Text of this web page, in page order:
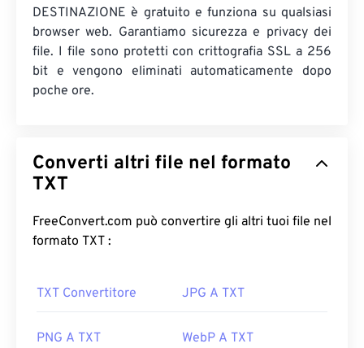
DESTINAZIONE è gratuito e funziona su qualsiasi
browser web. Garantiamo sicurezza e privacy dei
file. I file sono protetti con crittografia SSL a 256
bit e vengono eliminati automaticamente dopo
poche ore.
Converti altri file nel formato
TXT
FreeConvert.com può convertire gli altri tuoi file nel
formato TXT :
TXT Convertitore JPG A TXT
PNG A TXT WebP A TXT